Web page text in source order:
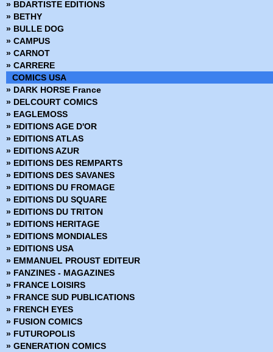
» BDARTISTE EDITIONS
» BETHY
» BULLE DOG
» CAMPUS
» CARNOT
» CARRERE
COMICS USA
» DARK HORSE France
» DELCOURT COMICS
» EAGLEMOSS
» EDITIONS AGE D'OR
» EDITIONS ATLAS
» EDITIONS AZUR
» EDITIONS DES REMPARTS
» EDITIONS DES SAVANES
» EDITIONS DU FROMAGE
» EDITIONS DU SQUARE
» EDITIONS DU TRITON
» EDITIONS HERITAGE
» EDITIONS MONDIALES
» EDITIONS USA
» EMMANUEL PROUST EDITEUR
» FANZINES - MAGAZINES
» FRANCE LOISIRS
» FRANCE SUD PUBLICATIONS
» FRENCH EYES
» FUSION COMICS
» FUTUROPOLIS
» GENERATION COMICS